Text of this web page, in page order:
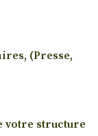
(Presse,
votre structure